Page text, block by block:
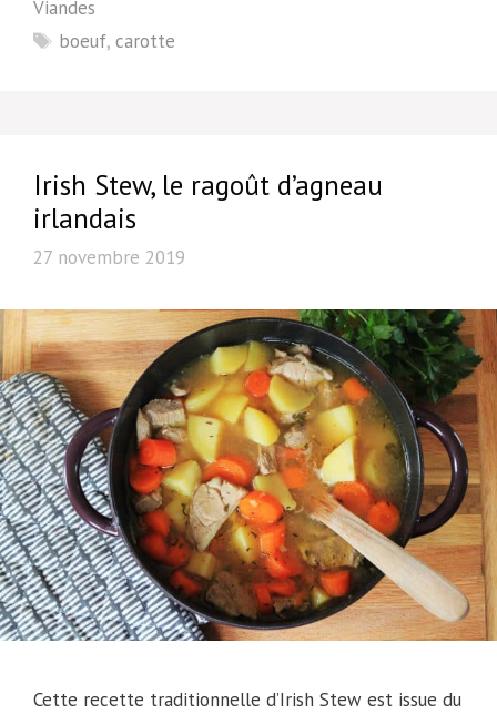
Viandes
Étiquettes
boeuf,carotte
Irish Stew, le ragoût d’agneau
irlandais
27 novembre 2019
Cette recette traditionnelle d’Irish Stew est issue du